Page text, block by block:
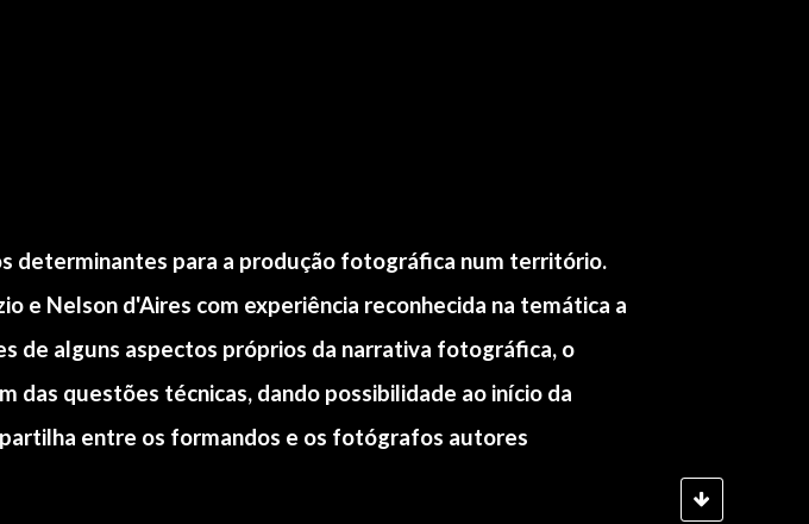
determinantes para a produção fotográfica num território.
e Nelson d'Aires com experiência reconhecida na temática a
de alguns aspectos próprios da narrativa fotográfica, o
questões técnicas, dando possibilidade ao início da
entre os formandos e os fotógrafos autores